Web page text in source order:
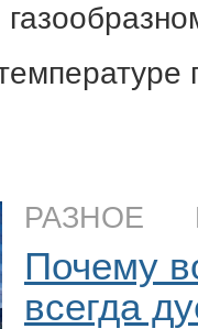
РАЗНОЕ
Почему
всегда